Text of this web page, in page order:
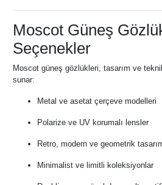
Moscot Güneş
Seçenekler
Moscot güneş gözlükleri, tasarım ve
sunar:
Metal ve asetat çerçeve modelleri
Polarize ve UV korumalı lensler
Retro, modern ve geometrik
Minimalist ve limitli koleksiyonlar